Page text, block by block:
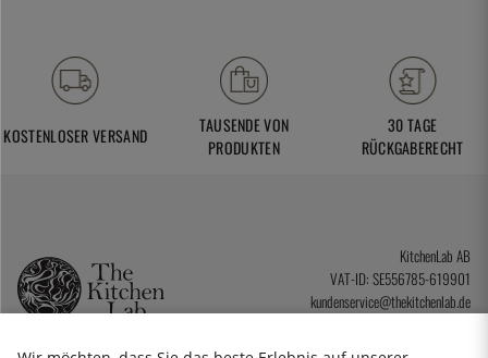
KOSTENLOSER VERSAND
TAUSENDE VON
PRODUKTEN
30 TAGE
RÜCKGABERECHT
KitchenLab AB
VAT-ID: SE556785-619901
kundenservice@thekitchenlab.de